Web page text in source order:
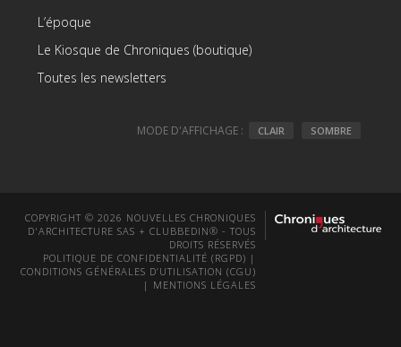
L’époque
Le Kiosque de Chroniques (boutique)
Toutes les newsletters
MODE D'AFFICHAGE : CLAIR SOMBRE
COPYRIGHT © 2026 NOUVELLES CHRONIQUES
D'ARCHITECTURE SAS + CLUBBEDIN® - TOUS
DROITS RÉSERVÉS
POLITIQUE DE CONFIDENTIALITÉ (RGPD) |
CONDITIONS GÉNÉRALES D’UTILISATION (CGU)
| MENTIONS LÉGALES